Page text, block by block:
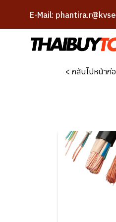
E-Mail:
< กลับไปหน้าก่